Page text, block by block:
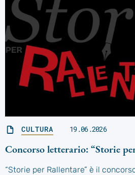
CULTURA 19.06.2026
Concorso letterario: “Storie
“Storie per Rallentare” è il